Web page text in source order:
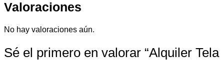
Valoraciones
No hay valoraciones aún.
Sé el primero en valorar “Alquiler Tela